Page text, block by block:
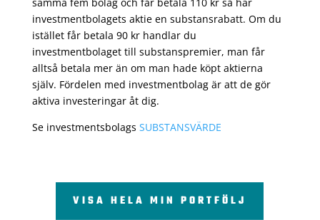
samma fem bolag och får betala 110 kr så har
investmentbolagets aktie en substansrabatt. Om du
istället får betala 90 kr handlar du
investmentbolaget till substanspremier, man får
alltså betala mer än om man hade köpt aktierna
själv. Fördelen med investmentbolag är att de gör
aktiva investeringar åt dig.
Se investmentsbolags SUBSTANSVÄRDE
VISA HELA MIN PORTFÖLJ